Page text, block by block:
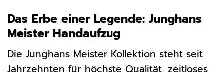
Das Erbe einer Legende: Junghans
Meister Handaufzug
Die Junghans Meister Kollektion steht seit
Jahrzehnten für höchste Qualität, zeitloses